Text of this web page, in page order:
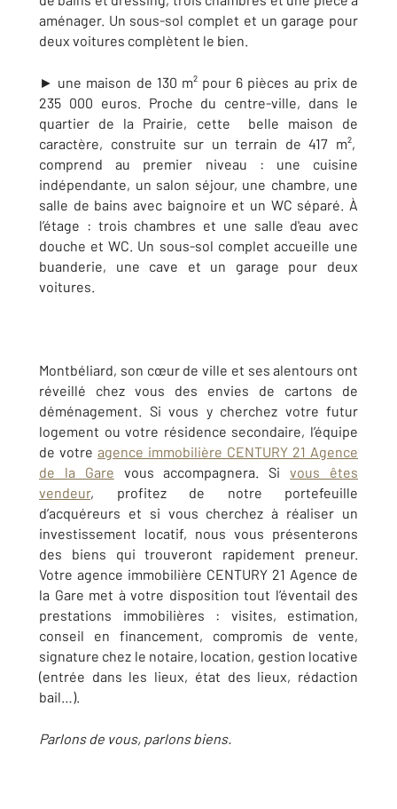
aménager. Un sous-sol complet et un garage pour
deux voitures complètent le bien.
► une maison de 130 m² pour 6 pièces au prix de
235 000 euros. Proche du centre-ville, dans le
quartier de la Prairie, cette belle maison de
caractère, construite sur un terrain de 417 m²,
comprend au premier niveau : une cuisine
indépendante, un salon séjour, une chambre, une
salle de bains avec baignoire et un WC séparé. À
l’étage : trois chambres et une salle d'eau avec
douche et WC. Un sous-sol complet accueille une
buanderie, une cave et un garage pour deux
voitures.
Montbéliard, son cœur de ville et ses alentours ont
réveillé chez vous des envies de cartons de
déménagement. Si vous y cherchez votre futur
logement ou votre résidence secondaire, l’équipe
de votre agence immobilière CENTURY 21 Agence
de la Gare vous accompagnera. Sivous êtes
vendeur, profitez de notre portefeuille
d’acquéreurs et si vous cherchez à réaliser un
investissement locatif, nous vous présenterons
des biens qui trouveront rapidement preneur.
Votre agence immobilière CENTURY 21 Agence de
la Gare met à votre disposition tout l’éventail des
prestations immobilières : visites, estimation,
conseil en financement, compromis de vente,
signature chez le notaire, location, gestion locative
(entrée dans les lieux, état des lieux, rédaction
bail…).
Parlons de vous, parlons biens.